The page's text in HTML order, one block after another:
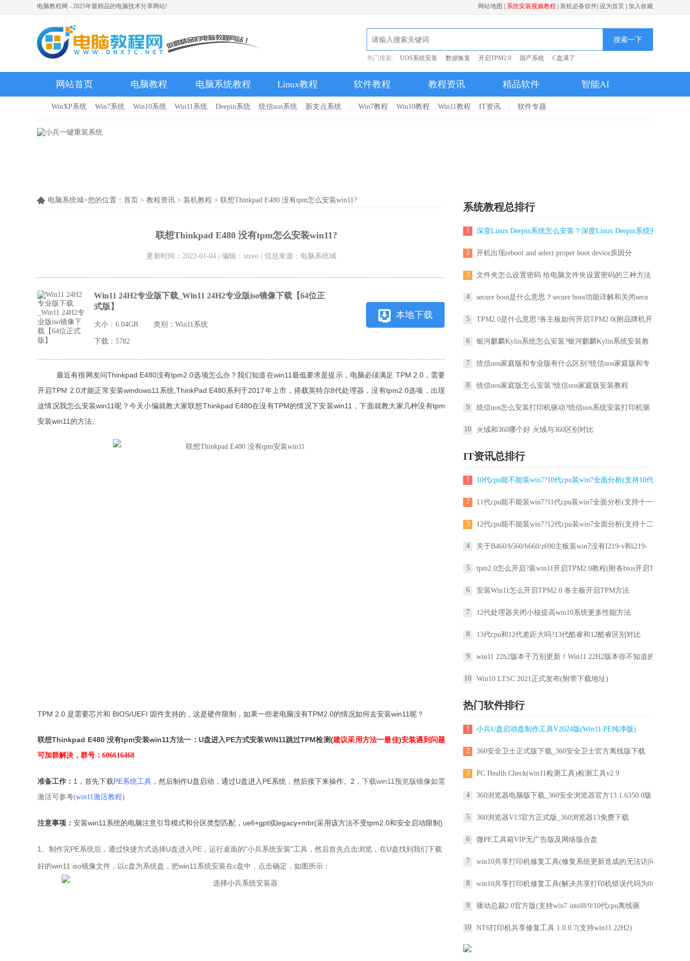
电脑教程网 - 2025年最精品的电脑技术分享网站! 网站地图 系统安装视频教程 装机必备软件 设为首页 加入收藏
搜索一下
热门搜索: UOS系统安装 数据恢复 开启TPM2.0 国产系统 C盘满了
网站首页 电脑教程 电脑系统教程 Linux教程 软件教程 教程资讯 精品软件 智能AI
WinXP系统 Win7系统 Win10系统 Win11系统 Deepin系统 统信uos系统 新支点系统 Win7教程 Win10教程 Win11教程 IT资讯 软件专题
系统教程总排行
1 深度Linux Deepin系统怎么安装？深度Linux Deepin系统安
2 开机出现reboot and select proper boot device原因分
3 文件夹怎么设置密码 给电脑文件夹设置密码的三种方法
4 secure boot是什么意思？secure boot功能详解和关闭secu
5 TPM2.0是什么意思?各主板如何开启TPM2.0(附品牌机开启
6 银河麒麟Kylin系统怎么安装?银河麒麟Kylin系统安装教
7 统信uos家庭版和专业版有什么区别?统信uos家庭版和专
8 统信uos家庭版怎么安装?统信uos家庭版安装教程
9 统信uos怎么安装打印机驱动?统信uos系统安装打印机驱
10 火绒和360哪个好 火绒与360区别对比
IT资讯总排行
1 10代cpu能不能装win7?10代cpu装win7全面分析(支持10代
2 11代cpu能不能装win7?11代cpu装win7全面分析(支持十一
3 12代cpu能不能装win7?12代cpu装win7全面分析(支持十二
4 关于B460/b560/b660/z690主板装win7没有I219-v和i219-
5 tpm2.0怎么开启?装win11开启TPM2.0教程(附各bios开启T
6 安装Win11怎么开启TPM2.0 各主板开启TPM方法
7 12代处理器关闭小核提高win10系统更多性能方法
8 13代cpu和12代差距大吗?13代酷睿和12酷睿区别对比
9 win11 22h2版本千万别更新！Win11 22H2版本你不知道的一
10 Win10 LTSC 2021正式发布(附带下载地址)
热门软件排行
1 小兵U盘启动盘制作工具V2024版(Win11 PE纯净版)
2 360安全卫士正式版下载_360安全卫士官方离线版下载
3 PC Health Check(win11检测工具)检测工具v2.9
4 360浏览器电脑版下载_360安全浏览器官方13.1.6350.0版
5 360浏览器V13官方正式版_360浏览器13免费下载
6 微PE工具箱VIP无广告版及网络版合盘
7 win10共享打印机修复工具(修复系统更新造成的无法访问
8 win10共享打印机修复工具(解决共享打印机错误代码为0x
9 驱动总裁2.0官方版(支持win7 intel8/9/10代cpu离线驱
10 NT6打印机共享修复工具 1.0.0.7(支持win11 22H2)
电脑系统城>您的位置： 首页 > 教程资讯 > 装机教程 > 联想Thinkpad E480 没有tpm怎么安装win11?
联想Thinkpad E480 没有tpm怎么安装win11?
更新时间：2022-01-04 | 编辑：xtceo | 信息来源：电脑系统城
本地下载
Win11 24H2专业版下载_Win11 24H2专业版iso镜像下载【64位正
式版】
大小：6.04GB 类别： Win11系统
下载：5782
最近有很网友问Thinkpad E480没有tpm2.0选项怎么办？我们知道在win11最低要求是提示，电脑必须满足 TPM 2.0，需要
开启TPM 2.0才能正常安装windows11系统,ThinkPad E480系列于2017年上市，搭载英特尔8代处理器，没有tpm2.0选项，出现
这情况我怎么安装win11呢？今天小编就教大家联想Thinkpad E480在没有TPM的情况下安装win11，下面就教大家几种没有tpm
安装win11的方法。
TPM 2.0 是需要芯片和 BIOS/UEFI 固件支持的，这是硬件限制，如果一些老电脑没有TPM2.0的情况如何去安装win11呢？
联想Thinkpad E480 没有tpm安装win11方法一：U盘进入PE方式安装WIN11跳过TPM检测(建议采用方法一最佳)安装遇到问题
可加群解决，群号：606616468
准备工作： 1，首先下载PE系统工具 ，然后制作U盘启动，通过U盘进入PE系统，然后接下来操作。 2， 下载win11预览版镜像如需
激活可参考(win11激活教程)
注意事项： 安装win11系统的电脑注意引导模式和分区类型匹配，uefi+gpt或legacy+mbr(采用该方法不受tpm2.0和安全启动限制)
1、制作完PE系统后，通过快捷方式选择U盘进入PE，运行桌面的"小兵系统安装"工具，然后首先点击浏览，在U盘找到我们下载
好的win11 iso镜像文件，以c盘为系统盘，把win11系统安装在c盘中，点击确定，如图所示：